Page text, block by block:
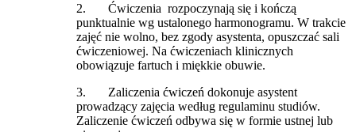
2. Ćwiczenia rozpoczynają się i kończą
punktualnie wg ustalonego harmonogramu. W trakcie
zajęć nie wolno, bez zgody asystenta, opuszczać sali
ćwiczeniowej. Na ćwiczeniach klinicznych
obowiązuje fartuch i miękkie obuwie.
3. Zaliczenia ćwiczeń dokonuje asystent
prowadzący zajęcia według regulaminu studiów.
Zaliczenie ćwiczeń odbywa się w formie ustnej lub